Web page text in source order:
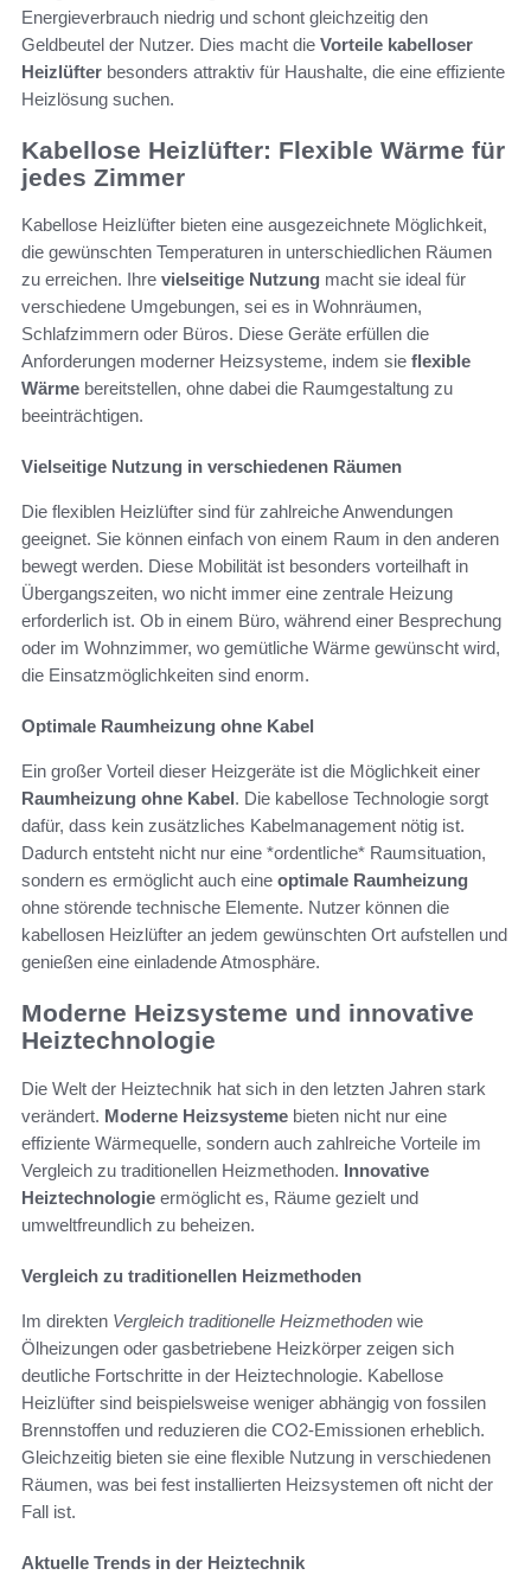
Energieverbrauch niedrig und schont gleichzeitig den
Geldbeutel der Nutzer. Dies macht die Vorteile kabelloser
Heizlüfter besonders attraktiv für Haushalte, die eine effiziente
Heizlösung suchen.
Kabellose Heizlüfter: Flexible Wärme für
jedes Zimmer
Kabellose Heizlüfter bieten eine ausgezeichnete Möglichkeit,
die gewünschten Temperaturen in unterschiedlichen Räumen
zu erreichen. Ihre vielseitige Nutzung macht sie ideal für
verschiedene Umgebungen, sei es in Wohnräumen,
Schlafzimmern oder Büros. Diese Geräte erfüllen die
Anforderungen moderner Heizsysteme, indem sie flexible
Wärme bereitstellen, ohne dabei die Raumgestaltung zu
beeinträchtigen.
Vielseitige Nutzung in verschiedenen Räumen
Die flexiblen Heizlüfter sind für zahlreiche Anwendungen
geeignet. Sie können einfach von einem Raum in den anderen
bewegt werden. Diese Mobilität ist besonders vorteilhaft in
Übergangszeiten, wo nicht immer eine zentrale Heizung
erforderlich ist. Ob in einem Büro, während einer Besprechung
oder im Wohnzimmer, wo gemütliche Wärme gewünscht wird,
die Einsatzmöglichkeiten sind enorm.
Optimale Raumheizung ohne Kabel
Ein großer Vorteil dieser Heizgeräte ist die Möglichkeit einer
Raumheizung ohne Kabel. Die kabellose Technologie sorgt
dafür, dass kein zusätzliches Kabelmanagement nötig ist.
Dadurch entsteht nicht nur eine *ordentliche* Raumsituation,
sondern es ermöglicht auch eine optimale Raumheizung
ohne störende technische Elemente. Nutzer können die
kabellosen Heizlüfter an jedem gewünschten Ort aufstellen und
genießen eine einladende Atmosphäre.
Moderne Heizsysteme und innovative
Heiztechnologie
Die Welt der Heiztechnik hat sich in den letzten Jahren stark
verändert. Moderne Heizsysteme bieten nicht nur eine
effiziente Wärmequelle, sondern auch zahlreiche Vorteile im
Vergleich zu traditionellen Heizmethoden. Innovative
Heiztechnologie ermöglicht es, Räume gezielt und
umweltfreundlich zu beheizen.
Vergleich zu traditionellen Heizmethoden
Im direkten Vergleich traditionelle Heizmethoden wie
Ölheizungen oder gasbetriebene Heizkörper zeigen sich
deutliche Fortschritte in der Heiztechnologie. Kabellose
Heizlüfter sind beispielsweise weniger abhängig von fossilen
Brennstoffen und reduzieren die CO2-Emissionen erheblich.
Gleichzeitig bieten sie eine flexible Nutzung in verschiedenen
Räumen, was bei fest installierten Heizsystemen oft nicht der
Fall ist.
Aktuelle Trends in der Heiztechnik